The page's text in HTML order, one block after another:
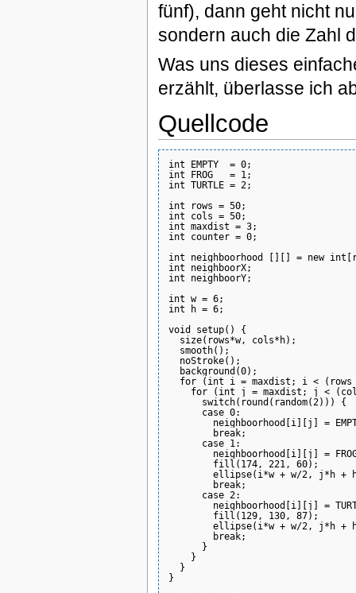
fünf), dann geht nicht
sondern auch die Zahl
Was uns dieses
erzählt, überlasse ich
Quellcode
int EMPTY  = 0;
int FROG   = 1;
int TURTLE = 2;
int rows = 50;
int cols = 50;
int maxdist = 3;
int counter = 0;
int neighboorhood [][] = new
int neighboorX;
int neighboorY;
int w = 6;
int h = 6;
void setup() {
  size(rows*w, cols*h);
  smooth();
  noStroke();
  background(0);
for (int i = maxdist; i < (rows
for (int j = maxdist; j <
      switch(round(random(2))) {
      case 0:
neighboorhood[i][j] =
        break;
      case 1:
neighboorhood[i][j] =
        fill(174, 221, 60);
ellipse(i*w + w/2, j*h +
        break;
      case 2:
neighboorhood[i][j] =
        fill(129, 130, 87);
ellipse(i*w + w/2, j*h +
        break;
      }
    }
  }
}